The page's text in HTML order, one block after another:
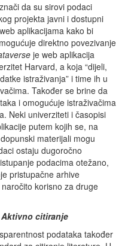
da su sirovi podaci
projekta javni i dostupni
aplikacijama kako bi
direktno povezivanje
je web aplikacija
Harvard, a koja “dijeli,
istraživanja” i time ih u
Također se brine da
i omogućuje istraživačima
Neki univerziteti i časopisi
putem kojih se, na
materijali mogu
ostaju dugoročno
podacima otežano,
pristupačne arhive
korisno za druge
citiranje
podataka također